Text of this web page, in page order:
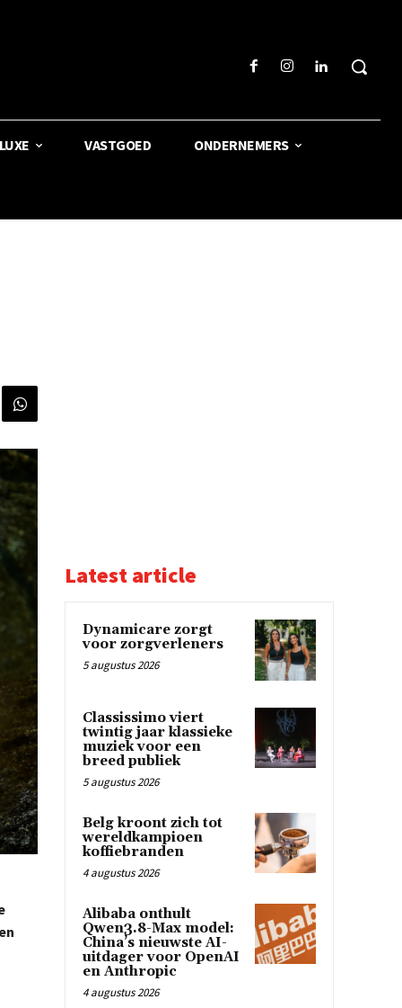
VASTGOED ONDERNEMERS
Latest article
Dynamicare zorgt
voor zorgverleners
5 augustus 2026
Classissimo viert
twintig jaar klassieke
muziek voor een
breed publiek
5 augustus 2026
Belg kroont zich tot
wereldkampioen
koffiebranden
4 augustus 2026
Alibaba onthult
Qwen3.8-Max model:
China’s nieuwste AI-
uitdager voor OpenAI
en Anthropic
4 augustus 2026